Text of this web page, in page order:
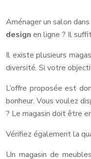
Aménager un salon
design en ligne ? Il
Il existe plusieurs
diversité. Si votre
L’offre proposée est
bonheur. Vous voulez
? Le magasin doit être
Vérifiez également la
Un magasin de